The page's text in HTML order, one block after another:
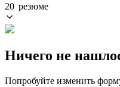
20 резюме
Ничего не
Попробуйте изменить